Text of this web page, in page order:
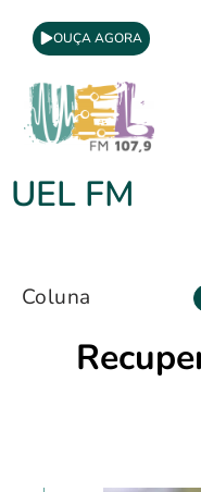
OUÇA AGORA
UEL FM
Coluna